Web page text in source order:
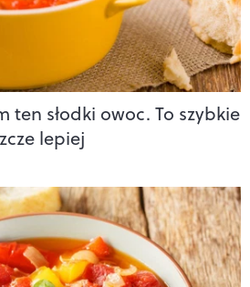
ten słodki owoc. To szybkie
lepiej